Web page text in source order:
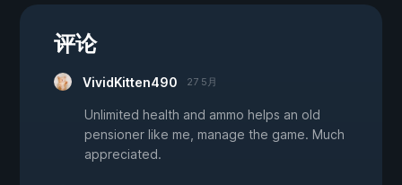
评论
VividKitten490 27 5月
Unlimited health and ammo helps an old
pensioner like me, manage the game. Much
appreciated.